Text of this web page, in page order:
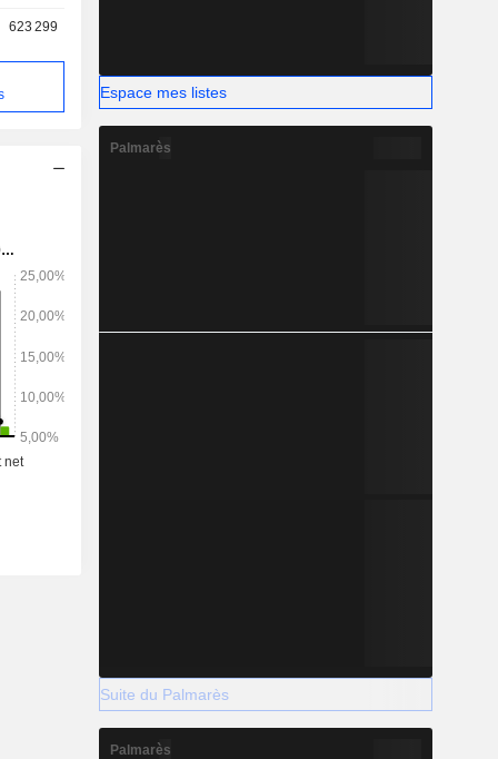
623 299
Espace mes listes
Palmarès
Suite du Palmarès
Palmarès